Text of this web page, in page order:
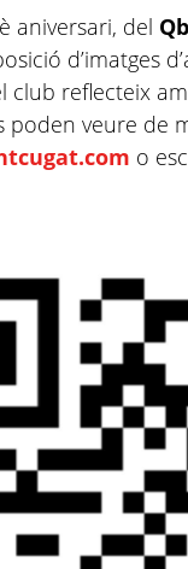
aniversari, del
d’imatges
club reflecteix
poden veure de
o